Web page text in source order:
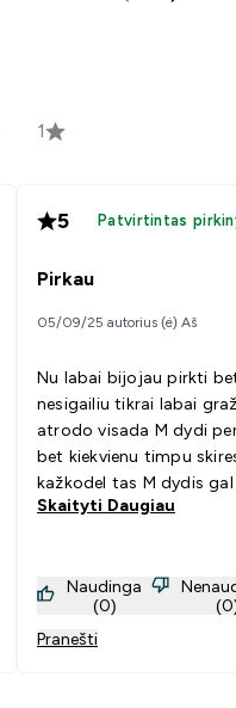
1
5 Patvirtintas
Pirkau
05/09/25 autorius (ė) Aš
Nu labai bijojau pirkti
nesigailiu tikrai labai
atrodo visada M dydi
bet kiekvienu timpu
kažkodel tas M dydis
mažesne puse šios taip
atrodo gaila kitos
nėra dydžio
Skaityti Daugiau
Naudinga
(0)
Pranešti